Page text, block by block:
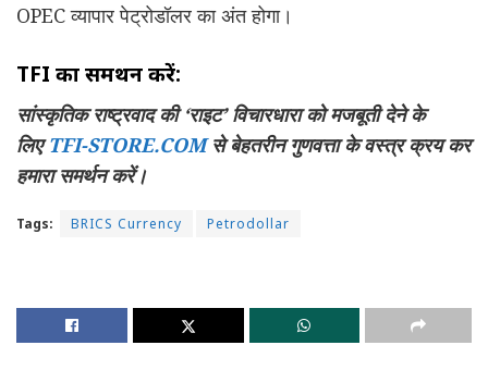
OPEC व्यापार पेट्रोडॉलर का अंत होगा।
TFI का समर्थन करें:
सांस्कृतिक राष्ट्रवाद की ‘राइट’ विचारधारा को मजबूती देने के
लिएTFI-STORE.COMसे बेहतरीन गुणवत्ता के वस्त्र क्रय कर
हमारा समर्थन करें।
Tags: BRICS Currency Petrodollar